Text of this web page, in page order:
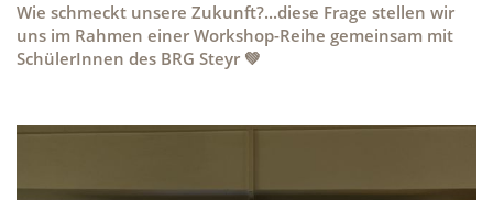
Wie schmeckt unsere Zukunft?...diese Frage stellen wir
uns im Rahmen einer Workshop-Reihe gemeinsam mit
SchülerInnen des BRG Steyr 💚